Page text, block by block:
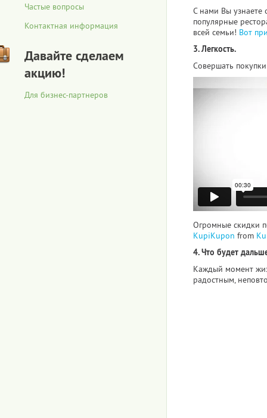
Частые вопросы
Контактная информация
Давайте сделаем
акцию!
Для бизнес-партнеров
С нами Вы узнаете
популярные
всей семьи! Вот
3. Легкость.
Совершать
Огромные скидки
KupiKupon from
4. Что будет
Каждый момент
радостным,